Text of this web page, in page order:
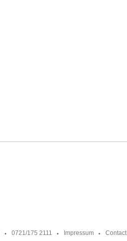
0721/175 2111 Impressum Contact